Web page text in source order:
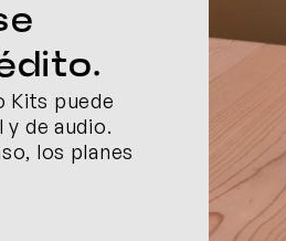
Kits puede
de audio.
los planes